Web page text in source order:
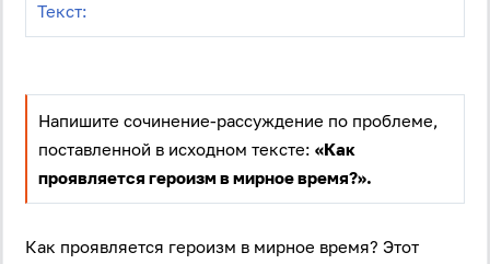
Текст:
Напишите сочинение-рассуждение по проблеме,
поставленной в исходном тексте: «Как
проявляется героизм в мирное время?».
Как проявляется героизм в мирное время? Этот